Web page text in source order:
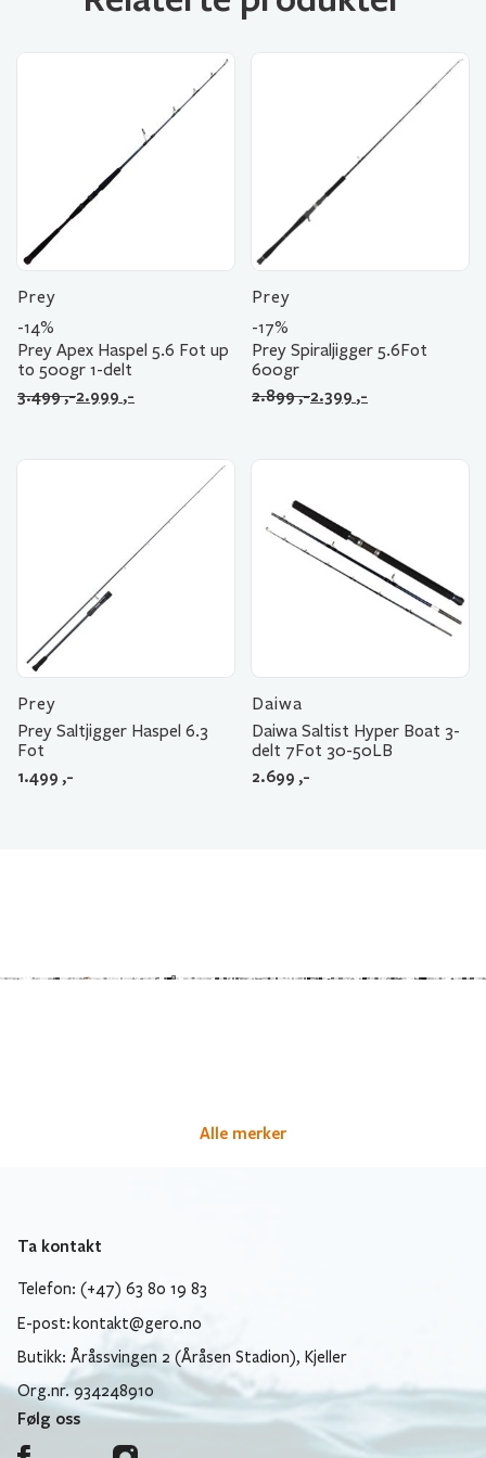
Prey
-14%
Prey Apex Haspel 5.6 Fot up
to 500gr 1-delt
3.499,-
Opprinnelig
2.999 ,-
Nåværende
Prey
-17%
Prey Spiraljigger 5.6Fot
600gr
2.899,-
Opprinnelig
2.399 ,-
Nåværende
Prey
Prey Saltjigger Haspel 6.3
Fot
1.499 ,-
Daiwa
Daiwa Saltist Hyper Boat 3-
delt 7Fot 30-50LB
2.699 ,-
Alle merker
Ta kontakt
Telefon: (+47) 63 80 19 83
E-post: kontakt@gero.no
Butikk: Åråssvingen 2 (Åråsen Stadion), Kjeller
Org.nr. 934248910
Følg oss